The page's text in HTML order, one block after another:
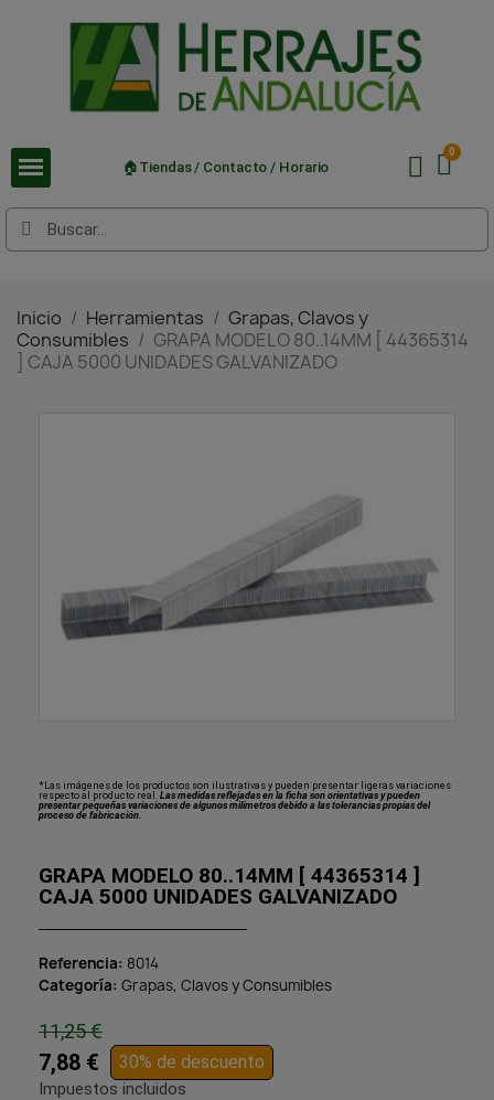
🏠Tiendas / Contacto / Horario
Inicio Herramientas
Grapas, Clavos y
Consumibles
GRAPA MODELO 80..14MM [ 44365314
] CAJA 5000 UNIDADES GALVANIZADO
*Las imágenes de los productos son ilustrativas y pueden presentar ligeras variaciones
respecto al producto real. Las medidas reflejadas en la ficha son orientativas y pueden
presentar pequeñas variaciones de algunos milímetros debido a las tolerancias propias del
proceso de fabricación.
GRAPA MODELO 80..14MM [ 44365314 ]
CAJA 5000 UNIDADES GALVANIZADO
Referencia 8014
Categoría Grapas, Clavos y Consumibles
11,25 €
7,88 € 30% de descuento
Impuestos incluidos